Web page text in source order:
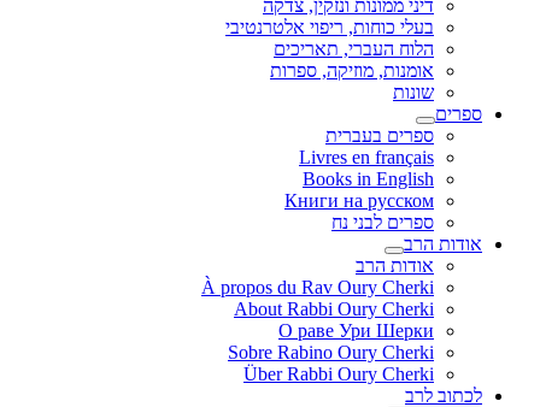
דיני ממונות ונזקין, צדקה
בעלי כוחות, ריפוי אלטרנטיבי
הלוח העברי, תאריכים
אומנות, מוזיקה, ספרות
שונות
ספרים
ספרים בעברית
Livres en français
Books in English
Книги на русском
ספרים לבני נח
אודות הרב
אודות הרב
À propos du Rav Oury Cherki
About Rabbi Oury Cherki
О раве Ури Шерки
Sobre Rabino Oury Cherki
Über Rabbi Oury Cherki
לכתוב לרב